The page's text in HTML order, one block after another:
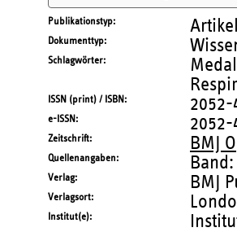
Publikationstyp
Dokumenttyp
Schlagwörter
ISSN (print) / ISBN 2052-
e-ISSN 2052-
Zeitschrift BMJ
Quellenangaben
Verlag BMJ
Verlagsort
Institut(e)